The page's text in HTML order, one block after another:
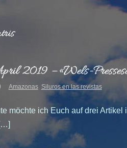
2019 – «Wels-
Amazonas, Siluros en las revistas
möchte ich Euch auf drei